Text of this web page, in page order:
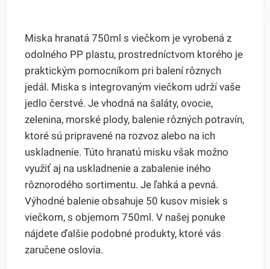
Miska hranatá 750ml s viečkom je vyrobená z
odolného PP plastu, prostredníctvom ktorého je
praktickým pomocníkom pri balení rôznych
jedál. Miska s integrovaným viečkom udrží vaše
jedlo čerstvé. Je vhodná na šaláty, ovocie,
zelenina, morské plody, balenie rôzných potravín,
ktoré sú pripravené na rozvoz alebo na ich
uskladnenie. Túto hranatú misku však možno
využiť aj na uskladnenie a zabalenie iného
rôznorodého sortimentu. Je ľahká a pevná.
Výhodné balenie obsahuje 50 kusov misiek s
viečkom, s objemom 750ml. V našej ponuke
nájdete ďalšie podobné produkty, ktoré vás
zaručene oslovia.